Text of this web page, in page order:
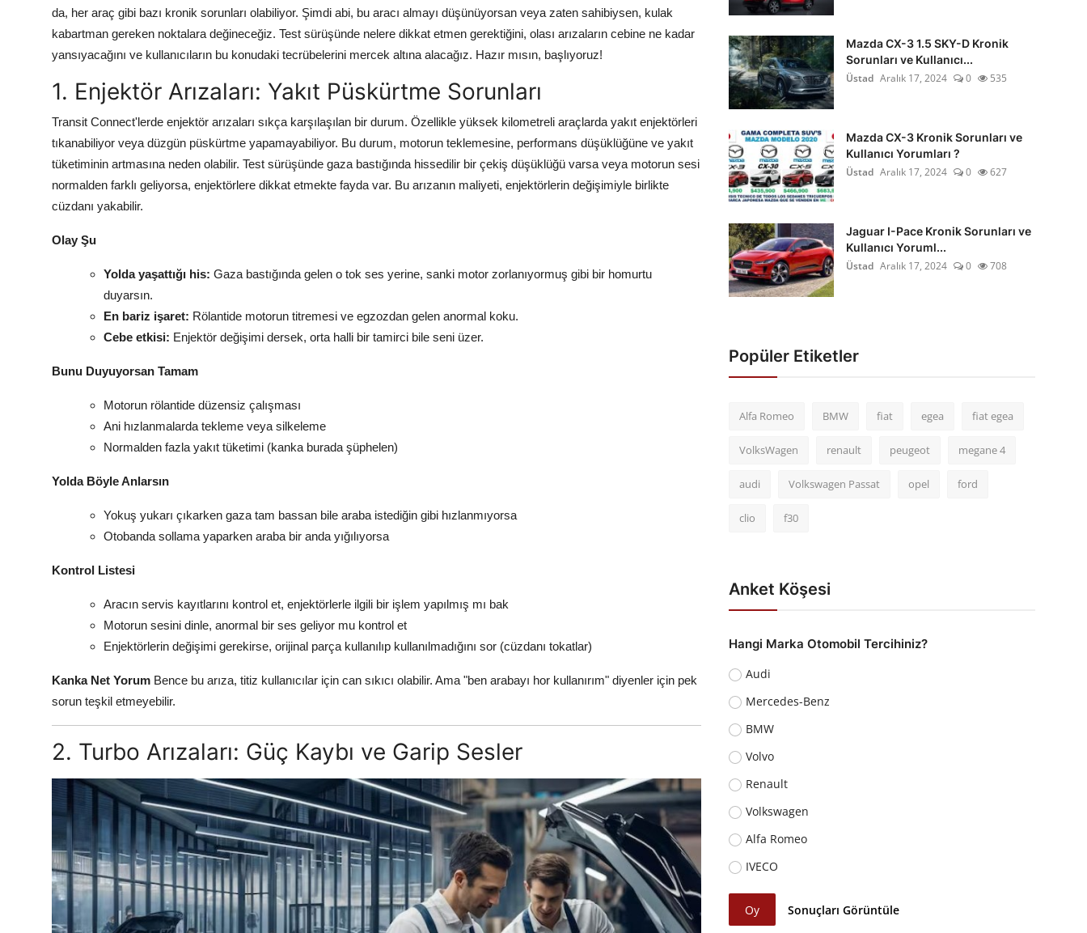
da, her araç gibi bazı kronik sorunları olabiliyor. Şimdi abi, bu aracı almayı düşünüyorsan veya zaten sahibiysen, kulak
kabartman gereken noktalara değineceğiz. Test sürüşünde nelere dikkat etmen gerektiğini, olası arızaların cebine ne kadar
yansıyacağını ve kullanıcıların bu konudaki tecrübelerini mercek altına alacağız. Hazır mısın, başlıyoruz!
1. Enjektör Arızaları: Yakıt Püskürtme Sorunları
Transit Connect'lerde enjektör arızaları sıkça karşılaşılan bir durum. Özellikle yüksek kilometreli araçlarda yakıt enjektörleri
tıkanabiliyor veya düzgün püskürtme yapamayabiliyor. Bu durum, motorun teklemesine, performans düşüklüğüne ve yakıt
tüketiminin artmasına neden olabilir. Test sürüşünde gaza bastığında hissedilir bir çekiş düşüklüğü varsa veya motorun sesi
normalden farklı geliyorsa, enjektörlere dikkat etmekte fayda var. Bu arızanın maliyeti, enjektörlerin değişimiyle birlikte
cüzdanı yakabilir.
Olay Şu
Yolda yaşattığı his: Gaza bastığında gelen o tok ses yerine, sanki motor zorlanıyormuş gibi bir homurtu
duyarsın.
En bariz işaret: Rölantide motorun titremesi ve egzozdan gelen anormal koku.
Cebe etkisi: Enjektör değişimi dersek, orta halli bir tamirci bile seni üzer.
Bunu Duyuyorsan Tamam
Motorun rölantide düzensiz çalışması
Ani hızlanmalarda tekleme veya silkeleme
Normalden fazla yakıt tüketimi (kanka burada şüphelen)
Yolda Böyle Anlarsın
Yokuş yukarı çıkarken gaza tam bassan bile araba istediğin gibi hızlanmıyorsa
Otobanda sollama yaparken araba bir anda yığılıyorsa
Kontrol Listesi
Aracın servis kayıtlarını kontrol et, enjektörlerle ilgili bir işlem yapılmış mı bak
Motorun sesini dinle, anormal bir ses geliyor mu kontrol et
Enjektörlerin değişimi gerekirse, orijinal parça kullanılıp kullanılmadığını sor (cüzdanı tokatlar)
Kanka Net Yorum Bence bu arıza, titiz kullanıcılar için can sıkıcı olabilir. Ama "ben arabayı hor kullanırım" diyenler için pek
sorun teşkil etmeyebilir.
2. Turbo Arızaları: Güç Kaybı ve Garip Sesler
Mazda CX-3 1.5 SKY-D Kronik
Sorunları ve Kullanıcı...
Üstad Aralık 17, 2024 0 535
Mazda CX-3 Kronik Sorunları ve
Kullanıcı Yorumları ?
Üstad Aralık 17, 2024 0 627
Jaguar I-Pace Kronik Sorunları ve
Kullanıcı Yoruml...
Üstad Aralık 17, 2024 0 708
Popüler Etiketler
Alfa Romeo BMW fiat egea fiat egea
VolksWagen renault peugeot megane 4
audi Volkswagen Passat opel ford
clio f30
Anket Köşesi
Hangi Marka Otomobil Tercihiniz?
Audi
Mercedes-Benz
BMW
Volvo
Renault
Volkswagen
Alfa Romeo
IVECO
Oy Sonuçları Görüntüle